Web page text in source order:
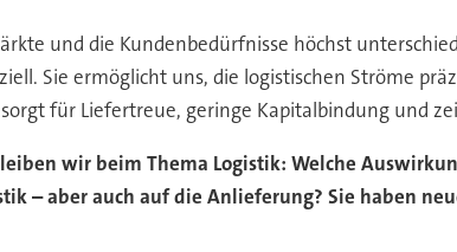
und die Kundenbedürfnisse höchst
Sie ermöglicht uns, die logistischen Ströme
für Liefertreue, geringe Kapitalbindung und
wir beim Thema Logistik: Welche
– aber auch auf die Anlieferung? Sie haben